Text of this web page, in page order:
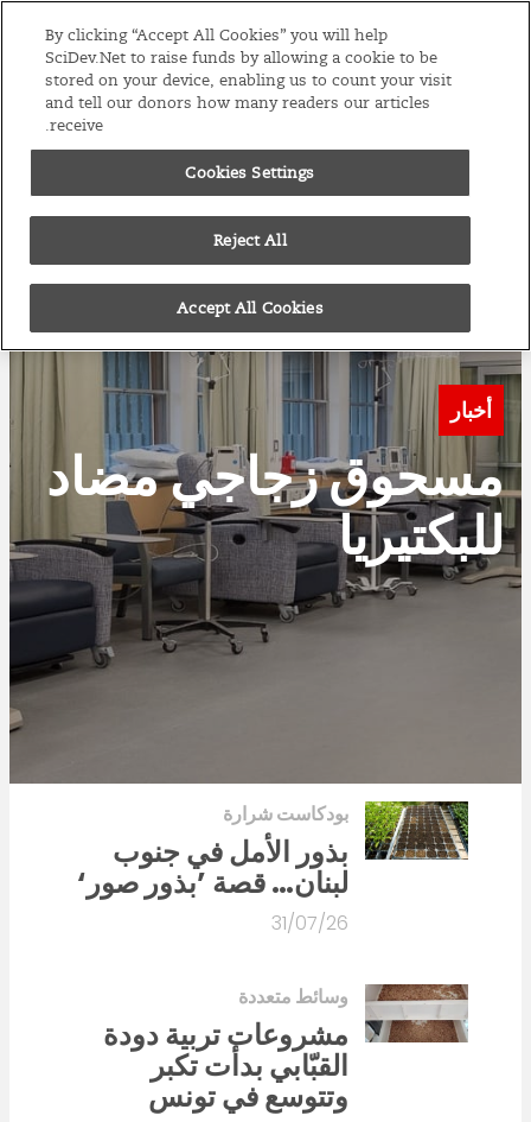
e
الشرق الأوسط
وشمال أفريقيا
أخبار
مسحوق زجاجي مضاد
للبكتيريا
بودكاست شرارة
بذور الأمل في جنوب
لبنان… قصة ’بذور صور‘
31/07/26
وسائط متعددة
مشروعات تربية دودة
القبّابي بدأت تكبر
وتتوسع في تونس
By clicking “Accept All Cookies” you will help
SciDev.Net to raise funds by allowing a cookie to be
stored on your device, enabling us to count your visit
and tell our donors how many readers our articles
receive.
Cookies Settings
Reject All
Accept All Cookies